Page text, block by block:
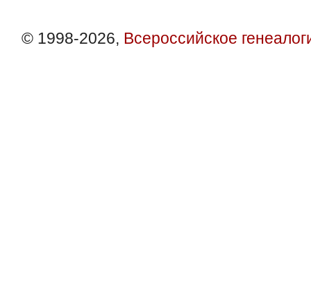
© 1998-2026, Всероссийское